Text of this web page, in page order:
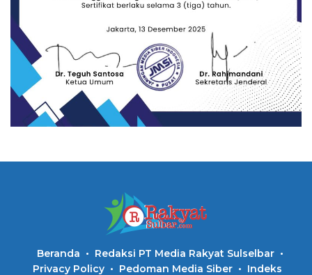
Beranda
Redaksi PT Media Rakyat Sulselbar
Privacy Policy
Pedoman Media Siber Indeks